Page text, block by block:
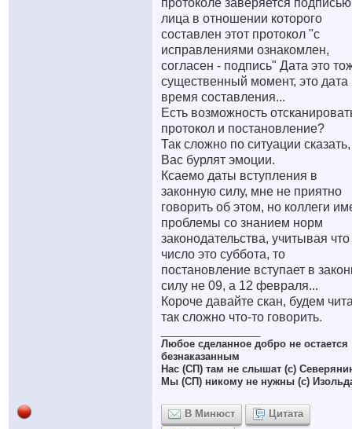
протоколе заверяется подписью
лица в отношении которого
составлен этот протокол "с
исправлениями ознакомлен,
согласен - подпись" Дата это
существенный момент, это дата
время составления...
Есть возможность
протокол и постановление?
Так сложно по ситуации
Вас бурлят эмоции.
Ксаемо даты вступления в
законную силу, мне не приятно
говорить об этом, но коллеги
проблемы со знанием норм
законодательства, учитывая
число это суббота, то
постановление вступает в
силу не 09, а 12 февраля...
Короче давайте скан, будем
так сложно что-то говорить.
Любое сделанное добро не остается
безнаказанным
Нас (СП) там не слышат (с)
Мы (СП) никому не нужны (с)
В Минюст
Цитата